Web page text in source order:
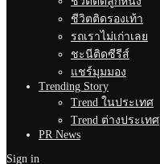
ชีวิตติดรองเท้า
รถเราไม่เก่าเลย
ชะนีติดซีรีส์
แชร์มุมมอง
Trending Story
Trend ในประเทศ
Trend ต่างประเทศ
PR News
Sign in